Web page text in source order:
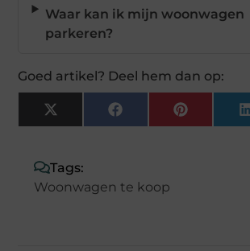
Waar kan ik mijn woonwagen
parkeren?
Goed artikel? Deel hem dan op:
X
(Twitter)
FacebookPinterest
Tags:
Woonwagen te koop